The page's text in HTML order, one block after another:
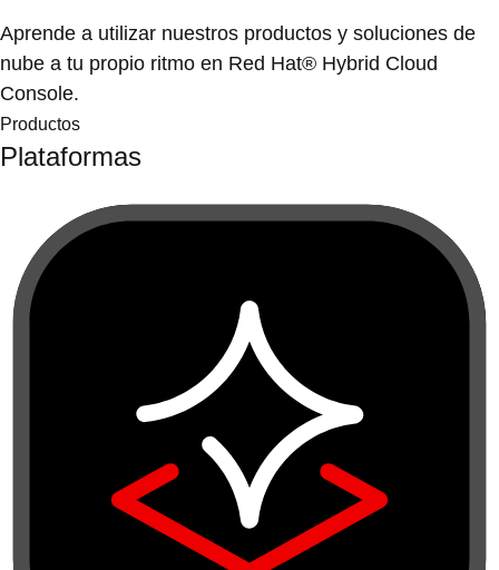
Aprende a utilizar nuestros productos y soluciones de
nube a tu propio ritmo en Red Hat® Hybrid Cloud
Console.
Productos
Plataformas